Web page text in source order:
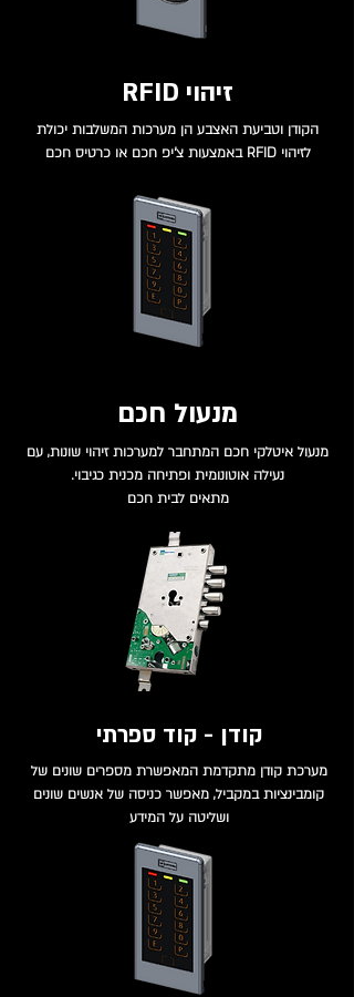
זיהוי RFID
הקודן וטביעת האצבע הן מערכות המשלבות יכולת
לזיהוי RFID באמצעות צ'יפ חכם או כרטיס חכם
מנעול חכם
מנעול איטלקי חכם המתחבר למערכות זיהוי שונות, עם
נעילה אוטונומית ופתיחה מכנית כגיבוי.
מתאים לבית חכם
קודן - קוד ספרתי
מערכת קודן מתקדמת המאפשרת מספרים שונים של
קומבינציות במקביל, מאפשר כניסה של אנשים שונים
ושליטה על המידע